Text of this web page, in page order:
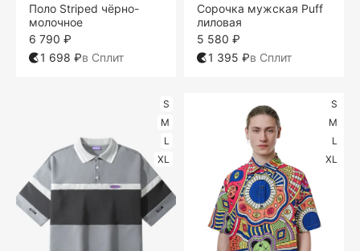
Поло Striped чёрно-
молочное
6 790 ₽
1 698 ₽в Сплит
Сорочка мужская Puff
лиловая
5 580 ₽
1 395 ₽в Сплит
S
M
L
XL
S
M
L
XL